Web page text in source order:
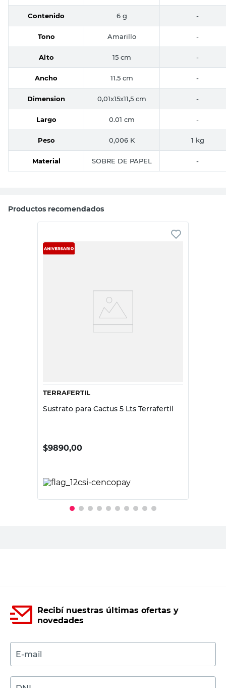
Contenido 6 g -
Tono Amarillo -
Alto 15 cm -
Ancho 11.5 cm -
Dimension 0,01x15x11,5 cm -
Largo 0.01 cm -
Peso 0,006 K 1 kg
Material SOBRE DE PAPEL -
Productos recomendados
TERRAFERTIL
Sustrato para Cactus 5 Lts Terrafertil
$9890,00
Recibí nuestras últimas ofertas y
novedades
E-mail